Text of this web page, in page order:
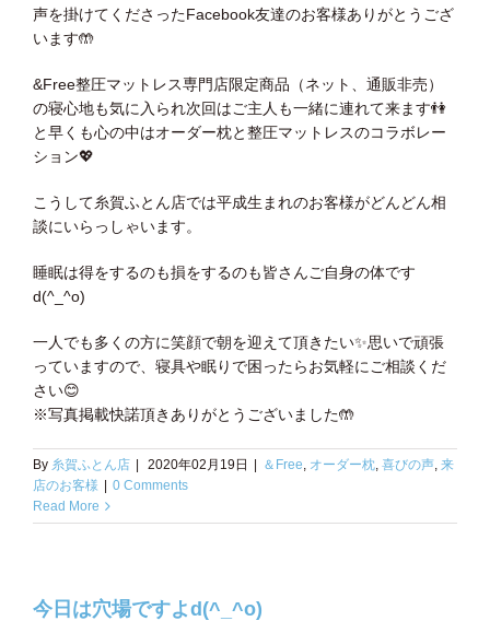
声を掛けてくださったFacebook友達のお客様ありがとうござ
います🤲
&Free整圧マットレス専門店限定商品（ネット、通販非売）
の寝心地も気に入られ次回はご主人も一緒に連れて来ます👫
と早くも心の中はオーダー枕と整圧マットレスのコラボレー
ション💖
こうして糸賀ふとん店では平成生まれのお客様がどんどん相
談にいらっしゃいます。
睡眠は得をするのも損をするのも皆さんご自身の体です
d(^_^o)
一人でも多くの方に笑顔で朝を迎えて頂きたい✨思いで頑張
っていますので、寝具や眠りで困ったらお気軽にご相談くだ
さい😊
※写真掲載快諾頂きありがとうございました🤲
By 糸賀ふとん店 2020年02月19日 ＆Free, オーダー枕, 喜びの声, 来
店のお客様
0 Comments
Read More
今日は穴場ですよd(^_^o)